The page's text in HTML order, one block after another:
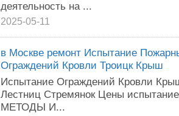
деятельность на ...
2025-05-11
в Москве ремонт Испытание
Ограждений Кровли Троицк Крыш
Испытание Ограждений Кровли
Лестниц Стремянок Цены
МЕТОДЫ И...